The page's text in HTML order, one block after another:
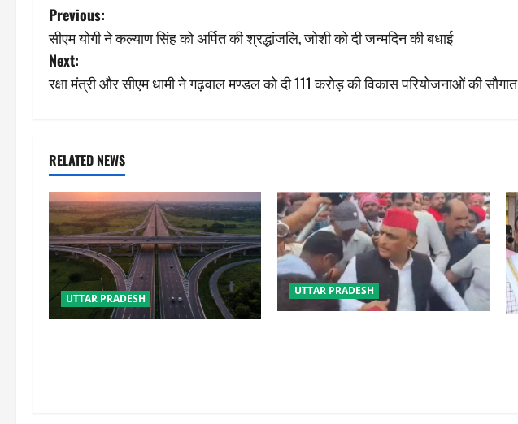
P
o
s
n
a
v
i
g
a
Previous:
सीएम योगी ने कल्याण सिंह को अर्पित की श्रद्धांजलि, जोशी को दी जन्मदिन की बधाई
Next:
रक्षा मंत्री और सीएम धामी ने गढ़वाल मण्डल को दी 111 करोड़ की विकास परियोजनाओं की सौगात
RELATED NEWS
UTTAR PRADESH
UTTAR PRADESH